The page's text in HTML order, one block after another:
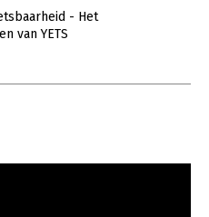
- Het
van YETS